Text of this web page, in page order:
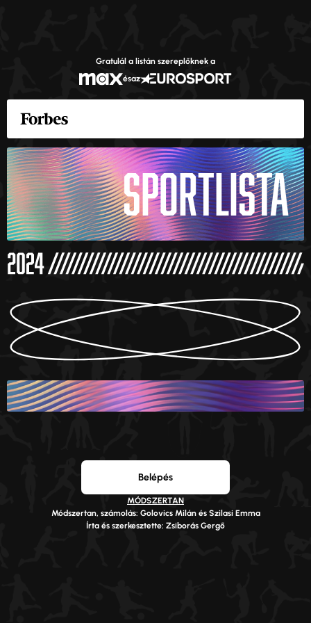
Gratulál a listán szereplőknek a
ésaz
SPORTLISTA
Belépés
MÓDSZERTAN
Módszertan, számolás: Golovics Milán és Szilasi Emma
Írta és szerkesztette: Zsiborás Gergő